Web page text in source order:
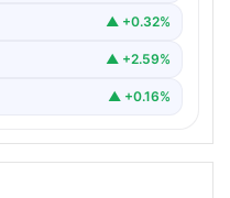
▲ +0.32%
▲ +2.59%
▲ +0.16%